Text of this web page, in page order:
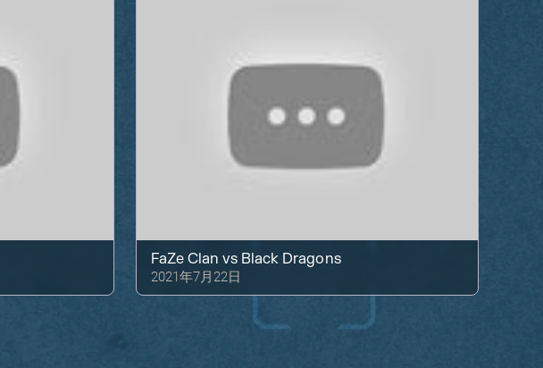
FaZe Clan vs Black Dragons
2021年7月22日